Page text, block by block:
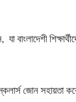
বাংলাদেশী
জোন সহায়তা করে।